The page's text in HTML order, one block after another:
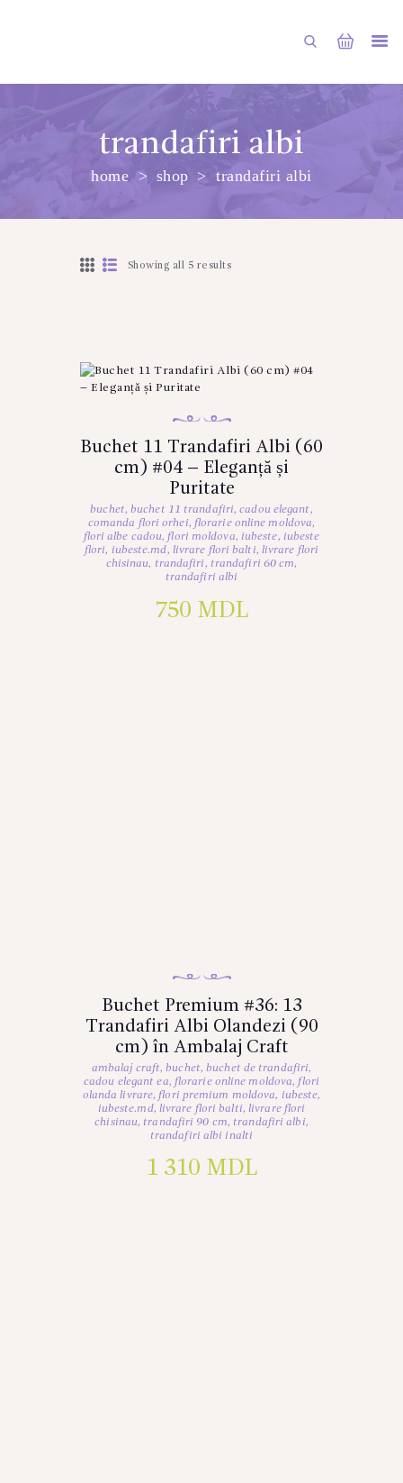
trandafiri albi
home shop trandafiri albi
PRINCIPALA
DESPRE NOI
Showing all 5 results
Buchet 11 Trandafiri Albi (60
cm) #04 – Eleganță și
Puritate
buchet,buchet 11 trandafiri,cadou elegant,
comanda flori orhei, florarie online moldova,
flori albe cadou, flori moldova, iubeste, iubeste
flori, iubeste.md, livrare flori balti, livrare flori
chisinau, trandafiri, trandafiri 60 cm,
trandafiri albi
750 MDL
Buchet Premium #36: 13
Trandafiri Albi Olandezi (90
cm) în Ambalaj Craft
ambalaj craft,buchet,buchet de trandafiri,
cadou elegant ea, florarie online moldova, flori
olanda livrare, flori premium moldova, iubeste,
iubeste.md, livrare flori balti, livrare flori
chisinau, trandafiri 90 cm, trandafiri albi,
trandafiri albi inalti
1 310 MDL